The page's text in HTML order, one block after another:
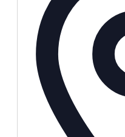
Dit loppemarked